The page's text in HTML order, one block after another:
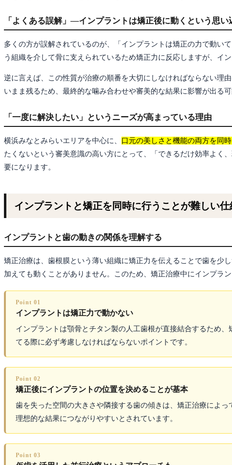
「よくある誤解」—インプラントは矯正後に動くという思い
多くの方が誤解されているのが、「インプラントは矯正の力で動い
う組織を介して骨に支えられているため矯正力に反応しますが、イ
逆に言えば、この性質が治療の順番を大切にしなければならない理
いまま残るため、最終的な噛み合わせや審美的な結果に影響が出る可
「一度に解決したい」というニーズが高まっている理由
横浜みなとみらいエリアを中心に、 口元の美しさと機能の両方を同
たくないという審美意識の高い方にとって、「できるだけ効率よく
要になります。
インプラントと矯正を同時に行うことが難しい
インプラントと歯の動きの関係を理解する
矯正治療は、歯根膜という薄い組織に矯正力を伝えることで歯を少
加えても動くことがありません。このため、矯正治療中にインプラ
Point 01
インプラントは矯正力で動かない
インプラントは顎骨とチタン製の人工歯根が直接結合するため
てる際に必ず考慮しなければならないポイントです。
Point 02
矯正後にインプラントの位置を決めることが基本
歯を失った空間の大きさや隣接する歯の傾きは、矯正治療によっ
理想的な結果につながりやすいとされています。
Point 03